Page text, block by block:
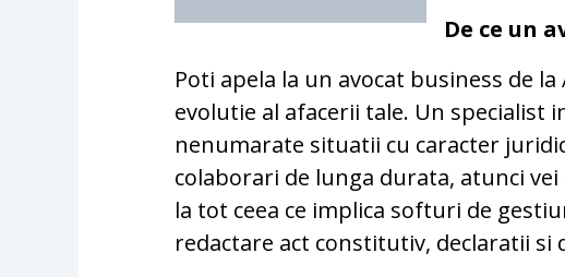
De ce un
Poti apela la un avocat business de
evolutie al afacerii tale. Un specialist
nenumarate situatii cu caracter
colaborari de lunga durata, atunci
la tot ceea ce implica softuri de
redactare act constitutiv, declaratii